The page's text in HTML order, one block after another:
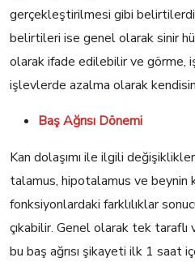
gerçekleştirilmesi gibi
belirtileri ise genel olarak sinir
olarak ifade edilebilir ve görme,
işlevlerde azalma olarak
Baş Ağrısı Dönemi
Kan dolaşımı ile ilgili
talamus, hipotalamus ve
fonksiyonlardaki farklılıklar
çıkabilir. Genel olarak tek taraflı
bu baş ağrısı şikayeti ilk 1 saat